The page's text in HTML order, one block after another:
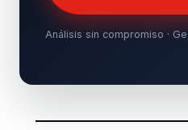
Análisis sin compromiso ·